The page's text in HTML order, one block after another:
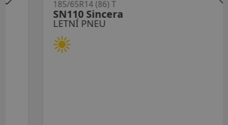
LETNÍ PNEU
SN110 Sincera
185/65R14 (86) T